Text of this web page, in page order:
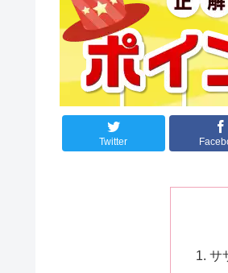
Twitter
サ